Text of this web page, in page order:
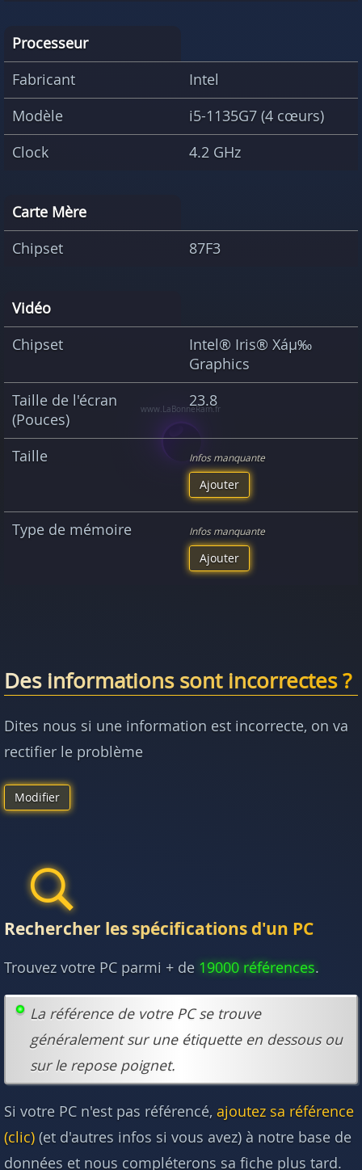
Processeur
Fabricant
Intel
Modèle
i5-1135G7 (4 cœurs)
Clock
4.2 GHz
Carte Mère
Chipset
87F3
Vidéo
Chipset
Intel® Iris® Xáµ‰
Graphics
Taille de l'écran
(Pouces)
23.8
Taille Infos manquante
Ajouter
Type de mémoire Infos manquante
Ajouter
Des informations sont incorrectes ?
Dites nous si une information est incorrecte, on va
rectifier le problème
Modifier
Rechercher les spécifications d'un PC
Trouvez votre PC parmi + de 19000 références.
La référence de votre PC se trouve
généralement sur une étiquette en dessous ou
sur le repose poignet.
Si votre PC n'est pas référencé, ajoutez sa référence
(clic) (et d'autres infos si vous avez) à notre base de
données et nous compléterons sa fiche plus tard.